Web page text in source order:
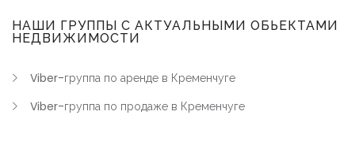
НАШИ ГРУППЫ С АКТУАЛЬНЫМИ ОБЬЕКТАМИ
НЕДВИЖИМОСТИ
Viber-группа по аренде в Кременчуге
Viber-группа по продаже в Кременчуге